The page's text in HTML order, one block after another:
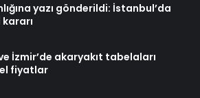
yazı gönderildi: İstanbul’da
İzmir’de akaryakıt tabelaları
fiyatlar